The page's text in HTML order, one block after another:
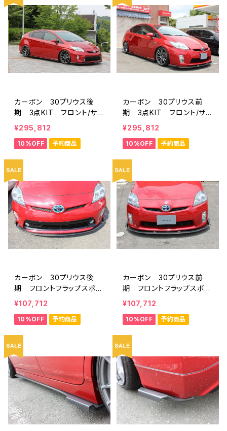
カーボン 30プリウス後
期 3点KIT フロント/サイ
ド/リア フラップスポイラ
ー ミネルバVer.GT ハイ
ブリッドカーボン
¥295,812
10%OFF 予約商品
カーボン 30プリウス前
期 3点KIT フロント/サイ
ド/リア フラップスポイラ
ー ミネルバVer.GT ハ
イブリッドカーボン
¥295,812
10%OFF 予約商品
カーボン 30プリウス後
期 フロントフラップスポイ
ラー ミネルバVer.GT ハ
イブリッドカーボン
¥107,712
10%OFF 予約商品
カーボン 30プリウス前
期 フロントフラップスポイ
ラー ミネルバVer.GT ハ
イブリッドカーボン
¥107,712
10%OFF 予約商品